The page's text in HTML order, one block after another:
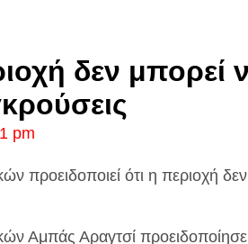
δεν μπορεί
pm
προειδοποιεί ότι η περιοχή
Αμπάς Αραγτσί προειδοποίησε